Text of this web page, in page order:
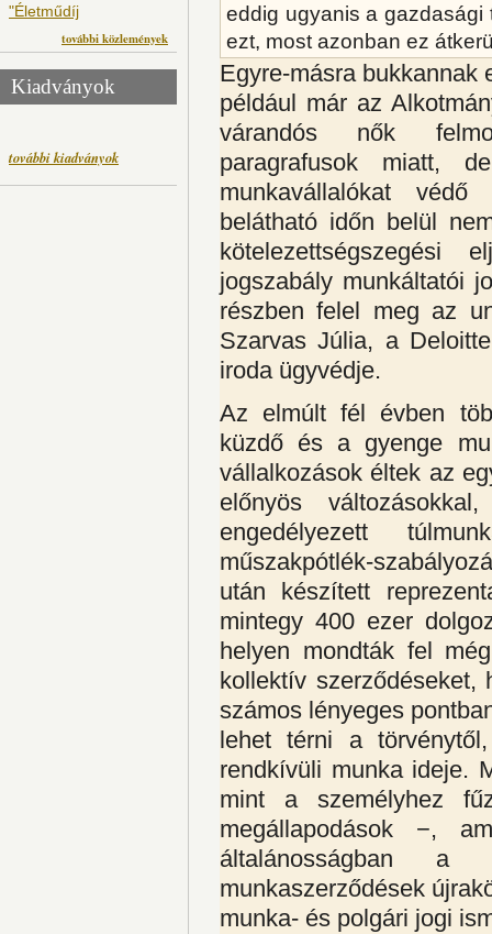
"Életműdíj
további közlemények
Kiadványok
további kiadványok
eddig ugyanis a
ezt, most azonban ez
Egyre-másra bukkannak
például már az
várandós nők
paragrafusok miatt,
munkavállalókat
belátható időn belül
jogszabály munkáltatói
részben felel meg az
Szarvas Júlia, a
iroda ügyvédje.
Az elmúlt fél évben
küzdő és a gyenge
vállalkozások éltek az
előnyös
engedélyezett
műszakpótlék-
után készített
mintegy 400 ezer
helyen mondták fel
kollektív
számos lényeges
lehet térni a
rendkívüli munka ideje.
mint a személyhez
megállapodások −,
általánosságban
munkaszerződések
munka- és polgári jogi